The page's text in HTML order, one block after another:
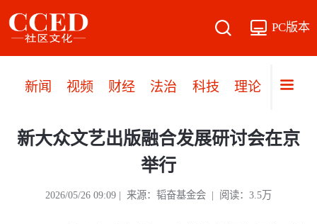
PC版本
新闻 视频 财经 法治 科技 理论 党建
新大众文艺出版融合发展研讨会在京
举行
2026/05/26 09:09 | 来源：韬奋基金会 | 阅读：3.5万